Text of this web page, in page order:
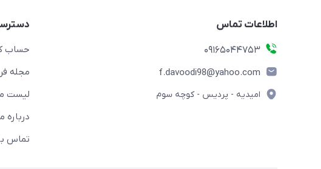
اطلاعات تماس
09165044753
f.davoodi98@yahoo.com
امیدیه - پردیس - کوچه سوم
حساب
مجله
لیست
درباره
تماس